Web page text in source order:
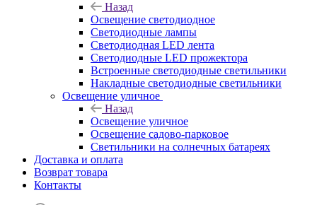
Назад
Освещение светодиодное
Светодиодные лампы
Светодиодная LED лента
Светодиодные LED прожектора
Встроенные светодиодные светильники
Накладные светодиодные светильники
Освещение уличное
Назад
Освещение уличное
Освещение садово-парковое
Светильники на солнечных батареях
Доставка и оплата
Возврат товара
Контакты